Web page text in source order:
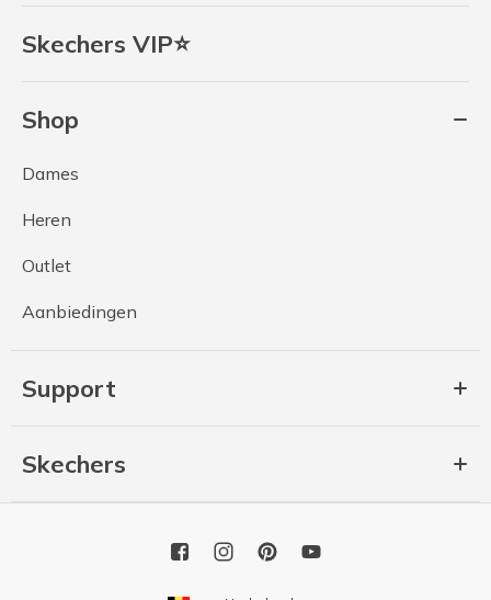
Skechers VIP⭐
Shop
Dames
Heren
Outlet
Aanbiedingen
Support
Skechers